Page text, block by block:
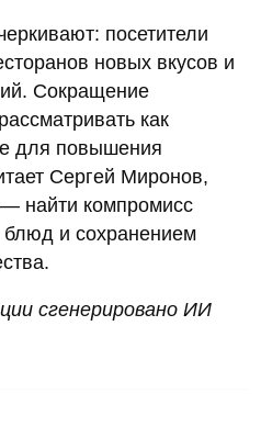
посетители
новых вкусов и
Сокращение
как
для повышения
Сергей Миронов,
найти компромисс
и сохранением
сгенерировано ИИ